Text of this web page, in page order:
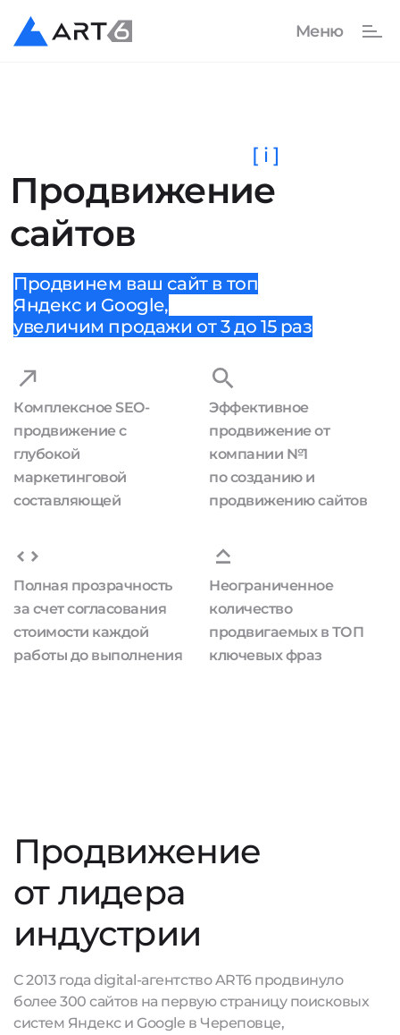
Продвижение
сайтов
[ i ]
Продвинем ваш сайт в топ
Яндекс и Google,
увеличим продажи от 3 до 15 раз
Комплексное SEO-
продвижение с
глубокой
маркетинговой
составляющей
Эффективное
продвижение от
компании №1
по созданию и
продвижению сайтов
Полная прозрачность
за счет согласования
стоимости каждой
работы до выполнения
Неограниченное
количество
продвигаемых в ТОП
ключевых фраз
Продвижение
от лидера
индустрии
С 2013 года digital-агентство ART6 продвинуло
более 300 сайтов на первую страницу поисковых
систем Яндекс и Google в Череповце,